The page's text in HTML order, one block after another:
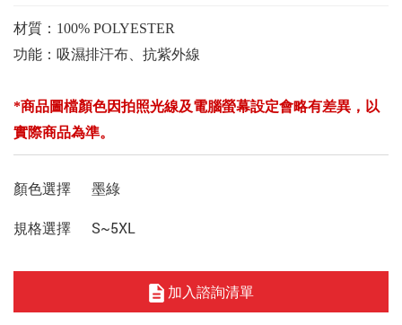
材質：100% POLYESTER
功能：吸濕排汗布、抗紫外線
*商品圖檔顏色因拍照光線及電腦螢幕設定會略有差異，以
實際商品為準。
顏色選擇 墨綠
規格選擇 S~5XL
加入諮詢清單